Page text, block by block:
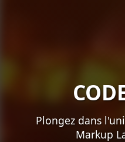
Plongez dans
Markup